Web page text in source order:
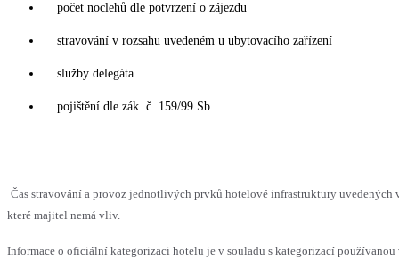
počet noclehů dle potvrzení o zájezdu
stravování v rozsahu uvedeném u ubytovacího zařízení
služby delegáta
pojištění dle zák. č. 159/99 Sb.
Čas stravování a provoz jednotlivých prvků hotelové infrastruktury uvedených
které majitel nemá vliv.
Informace o oficiální kategorizaci hotelu je v souladu s kategorizací